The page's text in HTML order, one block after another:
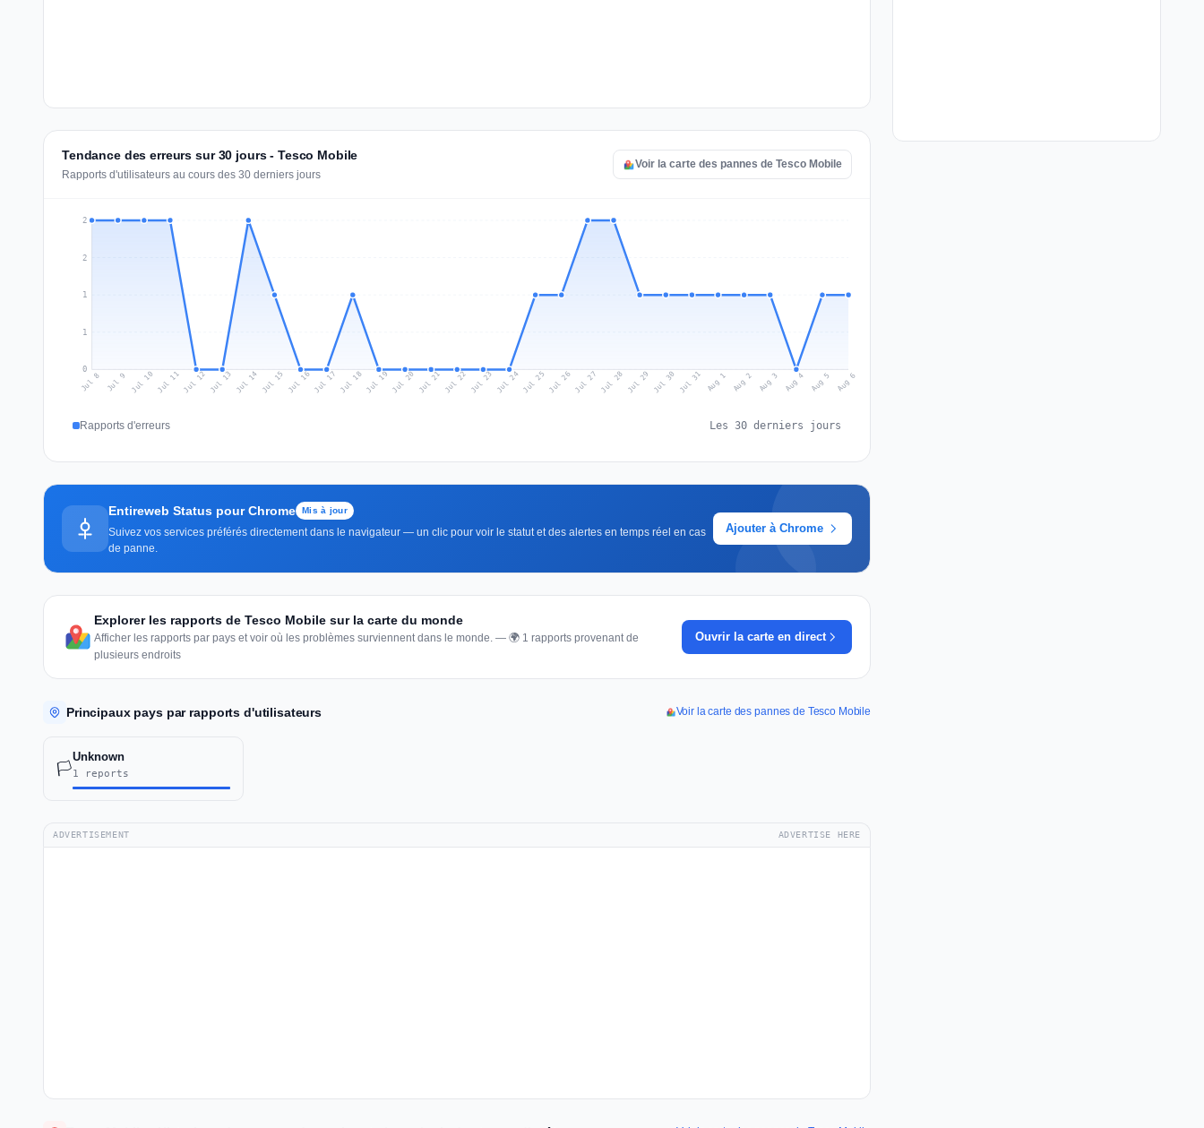
Tendance des erreurs sur 30 jours - Tesco Mobile
Rapports d'utilisateurs au cours des 30 derniers jours
Voir la carte des pannes de Tesco Mobile
0
1
1
2
2
Jul 8 Jul 9 Jul 10 Jul 11Jul 12 Jul 13 Jul 14 Jul 15 Jul 16Jul 17 Jul 18Jul 19 Jul 20 Jul 21 Jul 22 Jul 23 Jul 24Jul 25 Jul 26Jul 27 Jul 28 Jul 29 Jul 30 Jul 31 Aug 1 Aug 2 Aug 3 Aug 4 Aug 5 Aug 6
Rapports d'erreurs Les 30 derniers jours
Entireweb Status pour Chrome Mis à jour
Suivez vos services préférés directement dans le navigateur — un clic pour voir le statut et des alertes en temps réel en cas
de panne.
Ajouter à Chrome
Explorer les rapports de Tesco Mobile sur la carte du monde
Afficher les rapports par pays et voir où les problèmes surviennent dans le monde. — 🌍 1 rapports provenant de
plusieurs endroits
Ouvrir la carte en direct
Principaux pays par rapports d'utilisateurs Voir la carte des pannes de Tesco Mobile
🏳️
Unknown
1 reports
ADVERTISEMENT ADVERTISE HERE